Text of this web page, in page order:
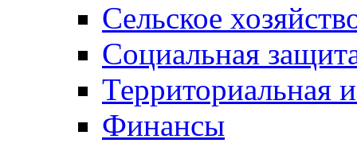
Сельское
Социальная
Территориальная
Финансы